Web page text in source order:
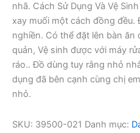
nhã. Cách Sử Dụng Và Vệ
xay muối một cách đồng
nghiền. Có thể đặt lên bàn ăn
quản, Vệ sinh được với máy
ráo.. Đồ dùng tuy rằng nhỏ
dụng đã bên cạnh cùng chị
nhỏ.
SKU: 39500-021 Danh mục: